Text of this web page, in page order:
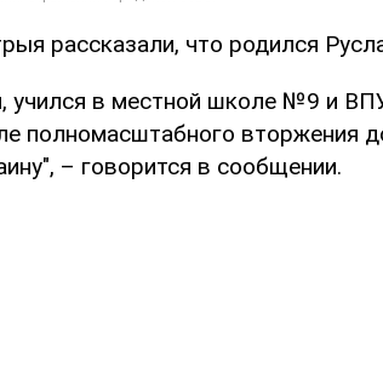
рассказали, что родился
учился в местной школе №9 и
полномасштабного вторжения
– говорится в сообщении.